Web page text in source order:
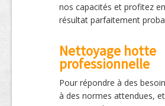
nos capacités et profitez
résultat parfaitement
Nettoyage hotte
professionnelle
Pour répondre à des
à des normes attendues,